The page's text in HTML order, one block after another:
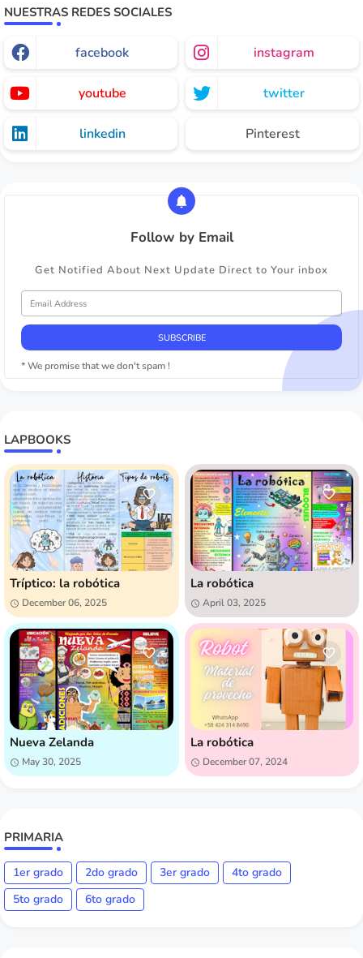
NUESTRAS REDES SOCIALES
facebook instagram
youtube twitter
linkedin Pinterest
Follow by Email
Get Notified About Next Update Direct to Your inbox
* We promise that we don't spam !
LAPBOOKS
Tríptico: la robótica
December 06, 2025
La robótica
April 03, 2025
Nueva Zelanda
May 30, 2025
La robótica
December 07, 2024
PRIMARIA
1er grado 2do grado 3er grado
4to grado
5to grado
6to grado